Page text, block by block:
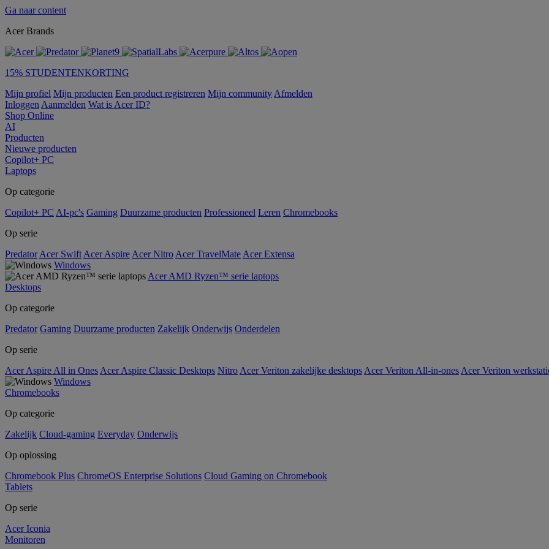
Ga naar content
Acer Brands
15% STUDENTENKORTING
Mijn profiel Mijn producten Een product registreren Mijn community Afmelden
Inloggen Aanmelden Wat is Acer ID?
Shop Online
AI
Producten
Nieuwe producten
Copilot+ PC
Laptops
Op categorie
Copilot+ PC AI-pc's Gaming Duurzame producten Professioneel Leren Chromebooks
Op serie
Predator Acer Swift Acer Aspire Acer Nitro Acer TravelMate Acer Extensa
Windows
Acer AMD Ryzen™ serie laptops
Desktops
Op categorie
Predator Gaming Duurzame producten Zakelijk Onderwijs Onderdelen
Op serie
Acer Aspire All in Ones Acer Aspire Classic Desktops Nitro Acer Veriton zakelijke desktops Acer Veriton All-in-ones Acer Veriton
Windows
Chromebooks
Op categorie
Zakelijk Cloud-gaming Everyday Onderwijs
Op oplossing
Chromebook Plus ChromeOS Enterprise Solutions Cloud Gaming on Chromebook
Tablets
Op serie
Acer Iconia
Monitoren